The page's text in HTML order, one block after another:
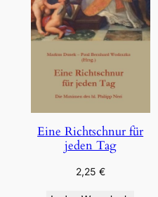
Eine Richtschnur für
jeden Tag
2,25 €